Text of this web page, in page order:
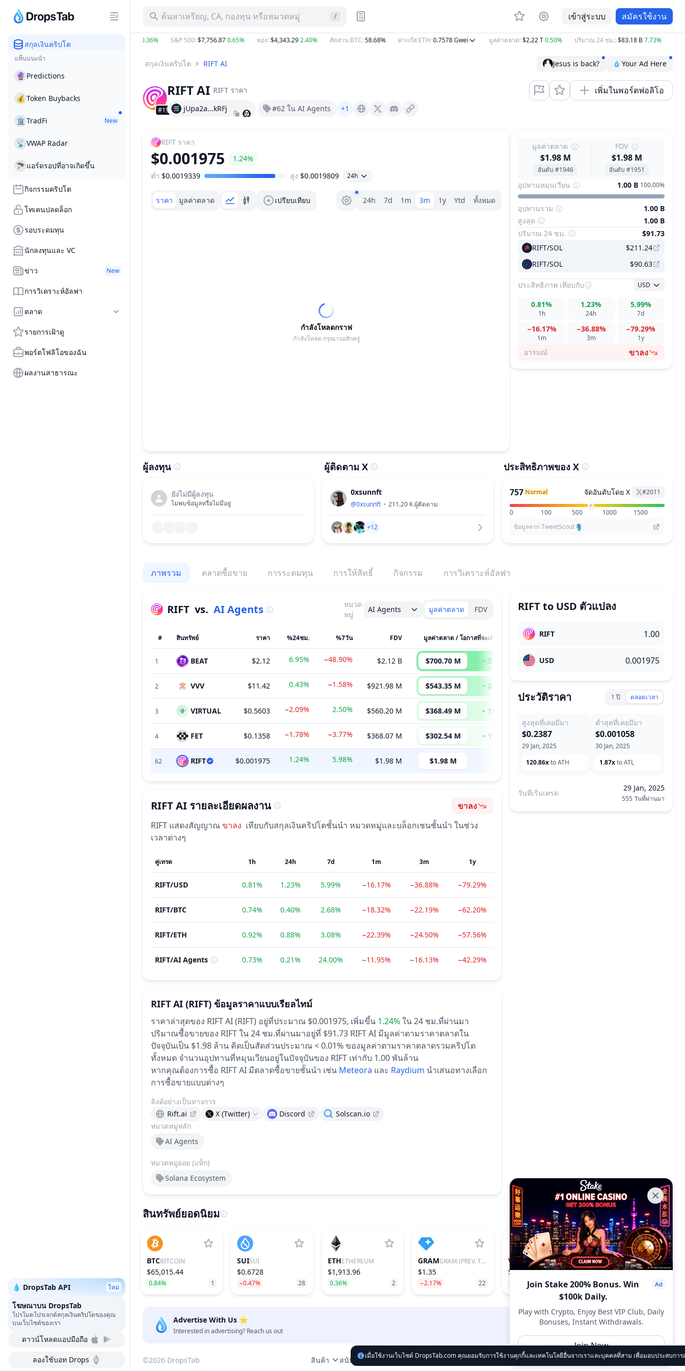
สกุลเงินคริปโต
แท็บแนะนำ
🔮 Predictions
💰 Token Buybacks
🏛 TradFi New
📡 VWAP Radar
🪂 แอร์ดรอปที่อาจเกิดขึ้น
กิจกรรมคริปโต
โทเคนปลดล็อก
รอบระดมทุน
นักลงทุนและ VC
ข่าว New
การวิเคราะห์อัลฟา
ตลาด
รายการเฝ้าดู
พอร์ตโฟลิโอของฉัน
ผลงานสาธารณะ
💧 DropsTab API ใหม่
โฆษณาบน DropsTab
โปรโมตโปรเจกต์สกุลเงินคริปโตของคุณ
บนเว็บไซต์ของเรา
ดาวน์โหลดแอปมือถือ
ลองใช้บอท Drops
ค้นหาเหรียญ, CA, กองทุน หรือหมวดหมู่ / เข้าสู่ระบบ สมัครใช้งาน
BTC: $65,015.43 0.84% 0.36% S&P 500:$7,756.870.65% ทอง:$4,343.292.40% สัดส่วน BTC:58.68% ค่าแก๊ส ETH:0.7578Gwei มูลค่าตลาด:$2.22 T0.50% ปริมาณ 24 ชม. :$83.18 B 7.73%
สกุลเงินคริปโต RIFT AI Jesus is back? Your Ad Here
#1946
RIFT AI RIFT ราคา เพิ่มในพอร์ตฟอลิโอ
jUpa2a...kRFj #62 ใน AI Agents +1 Rift.ai X (Twitter)
RIFT ราคา
$0.001975 1.24%
ช่วงราคา
ต่ำ $0.0019339 สูง $0.0019809 24h
ราคา มูลค่าตลาด เปรียบเทียบ ตัวเลือกระยะ
24h 7d 1m 3m 1y Ytd ทั้งหมด
กำลังโหลดกราฟ
กำลังโหลด กรุณารอสักครู่
มูลค่าตลาด
$1.98 M
อันดับ #1946
FDV
$1.98 M
อันดับ #1951
อุปทานหมุนเวียน 1.00 B 100.00%
อุปทานรวม
1.00 B
สูงสุด
1.00 B
ปริมาณ 24 ชม.
$91.73
RIFT/SOL
$211.24
RIFT/SOL
$90.63
ประสิทธิภาพ เทียบกับ USD
1h
0.81%
24h
1.23%
7d
5.99%
1m
−16.17%
3m
−36.88%
1y
−79.29%
อารมณ์ ขาลง
ผู้ลงทุน
ยังไม่มีผู้ลงทุน
ไม่พบข้อมูลหรือไม่มีอยู่
ผู้ติดตาม X
0xsunnft
@0xsunnft 211.20 Kผู้ติดตาม
+12
ประสิทธิภาพของ X
757 Normal จัดอันดับโดย X #2011
0 100 500 1000
1500
ข้อมูลจาก TweetScout
ภาพรวม ตลาดซื้อขาย การระดมทุน การให้สิทธิ์ กิจกรรม การวิเคราะห์อัลฟา
RIFT vs. AI Agents
หมวด
หมู่
AI Agents มูลค่าตลาด FDV
# สินทรัพย์ ราคา %24ชม. %7วัน FDV มูลค่าตลาด / โอกาสที่จะเติบโต
1 BEAT $2.12 6.95% −48.90% $2.12 B $700.70 M 354
2 VVV $11.42 0.43% −1.58% $921.98 M $543.35 M 275
3 VIRTUAL $0.5603 −2.09% 2.50% $560.20 M $368.49 M 186
4 FET $0.1358 −1.78% −3.77% $368.07 M $302.54 M 153
62 RIFT $0.001975 1.24% 5.98% $1.98 M $1.98 M
RIFT AI รายละเอียดผลงาน อารมณ์
ขาลง
RIFT แสดงสัญญาณขาลง เทียบกับสกุลเงินคริปโตชั้นนำ หมวดหมู่และบล็อกเชนชั้นนำ ในช่วง
เวลาต่างๆ
คู่เทรด 1h 24h 7d 1m 3m 1y
RIFT/USD 0.81% 1.23% 5.99% −16.17% −36.88% −79.29%
RIFT/BTC 0.74% 0.40% 2.68% −18.32% −22.19% −62.20%
RIFT/ETH 0.92% 0.88% 3.08% −22.39% −24.50% −57.56%
RIFT/AI Agents 0.73% 0.21% 24.00% −11.95% −16.13% −42.29%
RIFTto USD ตัวแปลง
RIFT
USD
ประวัติราคา 1 ปี ตลอดเวลา
สูงสุดที่เคยมีมา
29 Jan, 2025
$0.2387
120.86xto ATH
ต่ำสุดที่เคยมีมา
30 Jan, 2025
$0.001058
1.87xto ATL
วันที่เริ่มเทรด
29 Jan, 2025
555 วันที่ผ่านมา
RIFT AI (RIFT) ข้อมูลราคาแบบเรียลไทม์
ราคาล่าสุดของ RIFT AI (RIFT) อยู่ที่ประมาณ $0.001975, เพิ่มขึ้น 1.24%ใน 24 ชม.ที่ผ่านมา
ปริมาณซื้อขายของ RIFT ใน 24 ชม.ที่ผ่านมาอยู่ที่ $91.73 RIFT AI มีมูลค่าตามราคาตลาดใน
ปัจจุบันเป็น $1.98 ล้าน คิดเป็นสัดส่วนประมาณ < 0.01% ของมูลค่าตามราคาตลาดรวมคริปโต
ทั้งหมด จำนวนอุปทานที่หมุนเวียนอยู่ในปัจจุบันของ RIFT เท่ากับ 1.00 พันล้าน
หากคุณต้องการซื้อ RIFT AI มีตลาดซื้อขายชั้นนำ เช่น Meteora และ Raydium นำเสนอทางเลือก
การซื้อขายแบบต่างๆ
หมวดหมู่หลัก
AI Agents
หมวดหมู่ย่อย (แท็ก)
Solana Ecosystem
ลิงค์อย่างเป็นทางการ
Rift.ai
X (Twitter) Discord Solscan.io
สินทรัพย์ยอดนิยม
BTCBITCOIN
$65,015.44
0.84% 1
SUISUI
$0.6728
−0.47% 28
ETHETHEREUM
$1,913.96
0.36% 2
GRAM GRAM (PREV. TON)
$1.35
−2.17% 22
VVVVENICE TOKEN
$11.42
0.43% 74
Advertise With Us ⭐️
Interested in advertising? Reach us out DropsTab.com
©2026 DropsTab สินค้า สนับสนุนพันธมิตรการจัดลำดับกฎหมาย เกี่ยวกับเรา
เมื่อใช้งานเว็บไซต์ DropsTab.com คุณยอมรับการใช้งานคุกกี้และเทคโนโลยีอื่นจากเราและบุคคลที่สาม เพื่อมอบประสบกา
Join Stake 200% Bonus. Win
$100k Daily.
Play with Crypto, Enjoy Best VIP Club, Daily
Bonuses, Instant Withdrawals.
Join Now